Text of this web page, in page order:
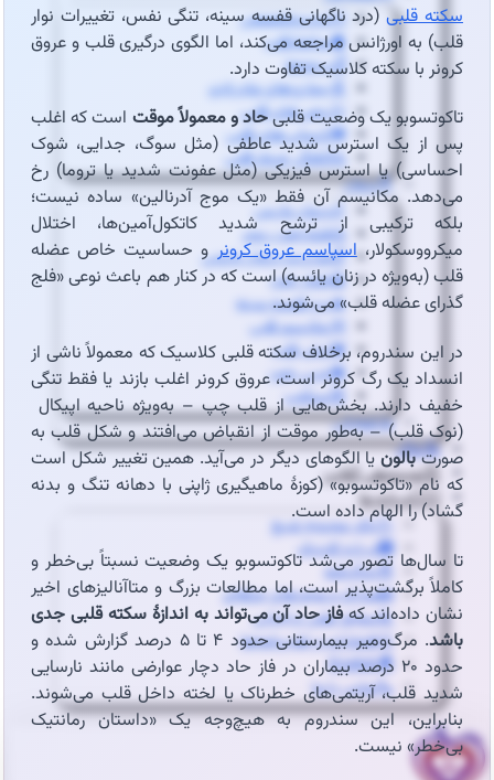
👨‍⚕️ویزیت‌تخصصی
🫀ساختارقلب
🎚️دریچه‌ها
🧬بیماری‌های مادرزادی
⚡آریتمی‌های قلبی
💔نارسایی‌های قلبی
♨️گرفتگی عروق قلبی
💊درمان
🦵درمان واریس
🫁فشارخون ریوی
📋مدیریت درمان دارویی
🩸فشار خون
🔥درد قفسه سینه
🦠رماتیسم قلبی
💓تپش قلب
🍔چربی خون
😵سنکوپ
عارضه‌یابی
📝بلاگ
⏰نوبت‌دهی آنلاین
👩🏻‍⚕️درباره ما
🩺دکتر محبوبه شیخ
🏥درباره کلینیک
📕زندگینامه
🪪مدارک و مجوزهای حرفه‌ای
📃سوابق علمی و اجرایی
🥇افتخارات و تقدیرنامه‌ها
🌍English
📞تماس با ما
سکته قلبی(درد ناگهانی قفسه سینه، تنگی نفس، تغییرات نوار
قلب) به اورژانس مراجعه می‌کند، اما الگوی درگیری قلب و عروق
کرونر با سکته کلاسیک تفاوت دارد.
تاکوتسوبو یک وضعیت قلبیحاد و معمولاً موقت است که اغلب
پس از یک استرس شدید عاطفی (مثل سوگ، جدایی، شوک
احساسی) یا استرس فیزیکی (مثل عفونت شدید یا تروما) رخ
می‌دهد. مکانیسم آن فقط «یک موج آدرنالین» ساده نیست؛
بلکه ترکیبی از ترشح شدید کاتکول‌آمین‌ها، اختلال
میکرووسکولار،اسپاسم عروق کرونرو حساسیت خاص عضله
قلب (به‌ویژه در زنان یائسه) است که در کنار هم باعث نوعی «فلج
گذرای عضله قلب» می‌شوند.
در این سندروم، برخلاف سکته قلبی کلاسیک که معمولاً ناشی از
انسداد یک رگ کرونر است، عروق کرونر اغلب بازند یا فقط تنگی
خفیف دارند. بخش‌هایی از قلب چپ – به‌ویژه ناحیه اپیکال
(نوک قلب) – به‌طور موقت از انقباض می‌افتند و شکل قلب به
صورتبالونیا الگوهای دیگر در می‌آید. همین تغییر شکل است
که نام «تاکوتسوبو» (کوزهٔ ماهیگیری ژاپنی با دهانه تنگ و بدنه
گشاد) را الهام داده است.
تا سال‌ها تصور می‌شد تاکوتسوبو یک وضعیت نسبتاً بی‌خطر و
کاملاً برگشت‌پذیر است، اما مطالعات بزرگ و متاآنالیزهای اخیر
نشان داده‌اند کهفاز حاد آن می‌تواند به اندازهٔ سکته قلبی جدی
باشد
. مرگ‌ومیر بیمارستانی حدود ۴ تا ۵ درصد گزارش شده و
حدود ۲۰ درصد بیماران در فاز حاد دچار عوارضی مانند نارسایی
شدید قلب، آریتمی‌های خطرناک یا لخته داخل قلب می‌شوند.
بنابراین، این سندروم به هیچ‌وجه یک «داستان رمانتیک
بی‌خطر» نیست.